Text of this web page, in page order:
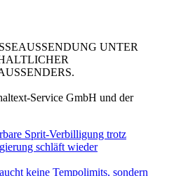
UNTER
Service GmbH und der
Sprit-Verbilligung trotz
schläft wieder
keine Tempolimits, sondern